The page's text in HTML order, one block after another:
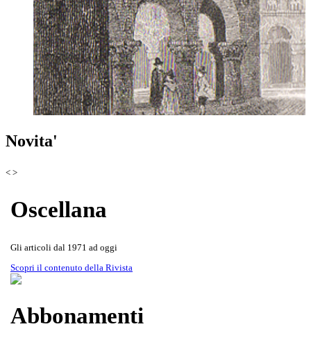
Rivista Oscellana
Scoprila attraverso le copertine
della Rivista
Novita'
< >
Oscellana
Gli articoli dal 1971 ad oggi
Scopri il contenuto della Rivista
Abbonamenti